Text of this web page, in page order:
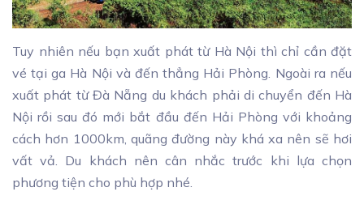
Tuy nhiên nếu bạn xuất phát từ Hà Nội thì chỉ cần đặt
vé tại ga Hà Nội và đến thẳng Hải Phòng. Ngoài ra nếu
xuất phát từ Đà Nẵng du khách phải di chuyển đến Hà
Nội rồi sau đó mới bắt đầu đến Hải Phòng với khoảng
cách hơn 1000km, quãng đường này khá xa nên sẽ hơi
vất vả. Du khách nên cân nhắc trước khi lựa chọn
phương tiện cho phù hợp nhé.